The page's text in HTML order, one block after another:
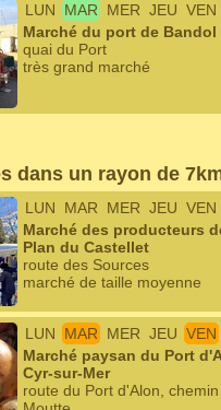
LUN MAR MER JEU VEN
Marché du port de Bandol
quai du Port
très grand marché
dans un rayon de
LUN MAR MER JEU VEN
Marché des producteurs
Plan du Castellet
route des Sources
marché de taille moyenne
LUN MAR MER JEU VEN
Marché paysan du Port
Cyr-sur-Mer
route du Port d'Alon,